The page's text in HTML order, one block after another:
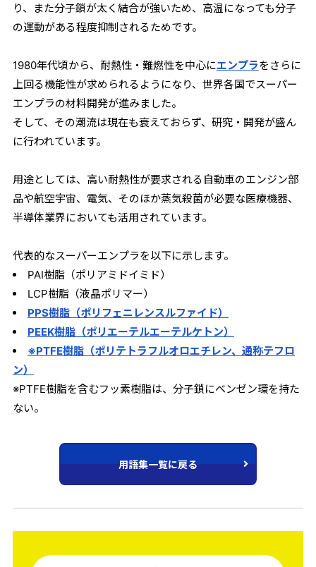
り、また分子鎖が太く結合が強いため、高温になっても分子
の運動がある程度抑制されるためです。
1980年代頃から、耐熱性・難燃性を中心にエンプラをさらに
上回る機能性が求められるようになり、世界各国でスーパー
エンプラの材料開発が進みました。
そして、その潮流は現在も衰えておらず、研究・開発が盛ん
に行われています。
用途としては、高い耐熱性が要求される自動車のエンジン部
品や航空宇宙、電気、そのほか蒸気殺菌が必要な医療機器、
半導体業界においても活用されています。
代表的なスーパーエンプラを以下に示します。
PAI樹脂（ポリアミドイミド）
LCP樹脂（液晶ポリマー）
PPS樹脂（ポリフェニレンスルファイド）
PEEK樹脂（ポリエーテルエーテルケトン）
※PTFE樹脂（ポリテトラフルオロエチレン、通称テフロ
ン）
※PTFE樹脂を含むフッ素樹脂は、分子鎖にベンゼン環を持た
ない。
用語集一覧に戻る